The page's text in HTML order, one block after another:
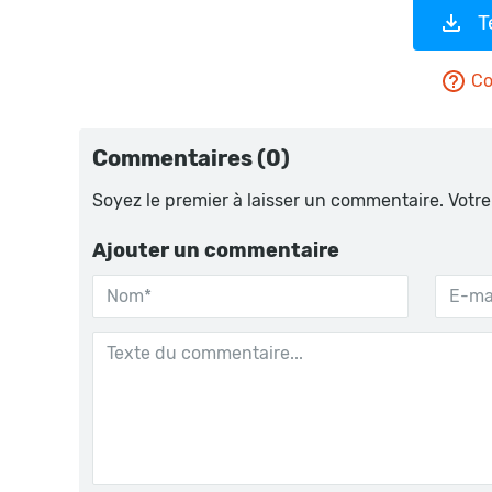
Commentaires (0)
Soyez le premier à laisser un commentaire.
Ajouter un commentaire